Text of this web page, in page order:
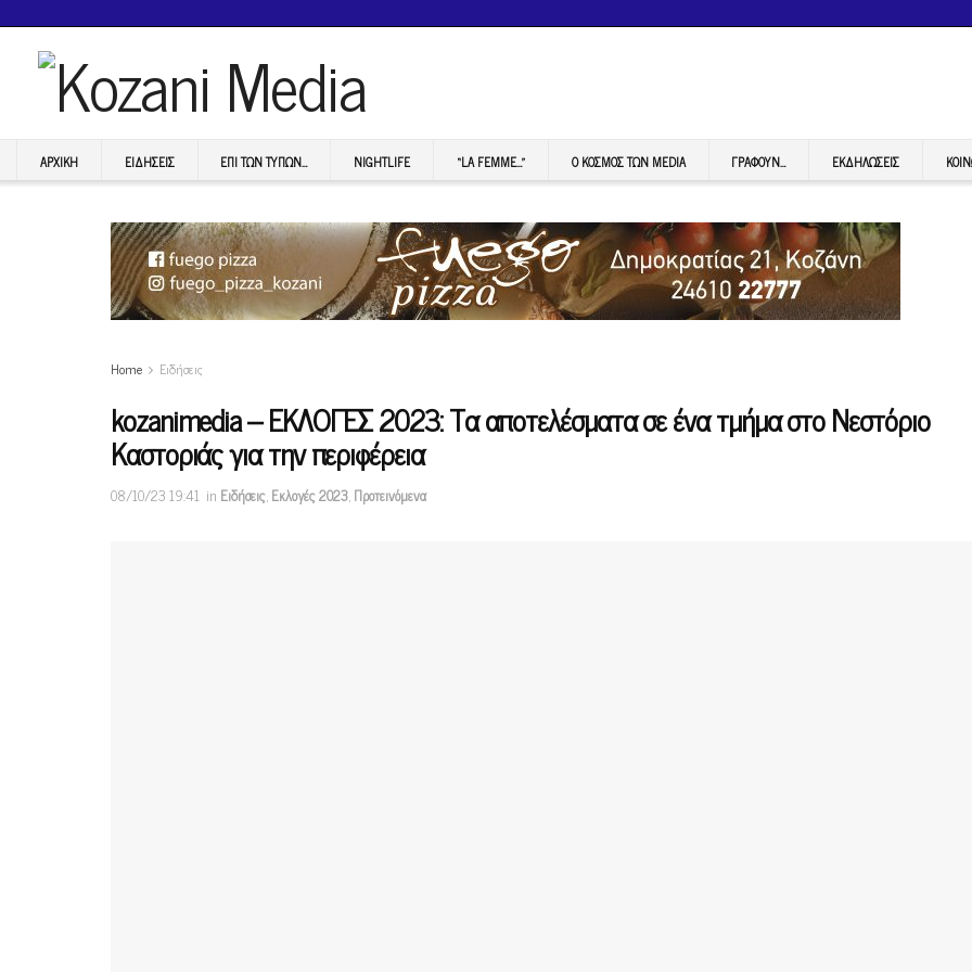
ΑΡΧΙΚΉ ΕΙΔΉΣΕΙΣ ΕΠI ΤΩΝ ΤΥΠΩΝ… NIGHTLIFE “LA FEMME…” Ο ΚΟΣΜΟΣ ΤΩΝ MEDIA ΓΡΆΦΟΥΝ… ΕΚΔΗΛΏΣΕΙΣ
Home Ειδήσεις
kozanimedia – ΕΚΛΟΓΕΣ 2023: Τα αποτελέσματα σε ένα τμήμα στο Νεστόριο
Καστοριάς για την περιφέρεια
08/10/23 19:41 in Ειδήσεις,Εκλογές 2023,Προτεινόμενα